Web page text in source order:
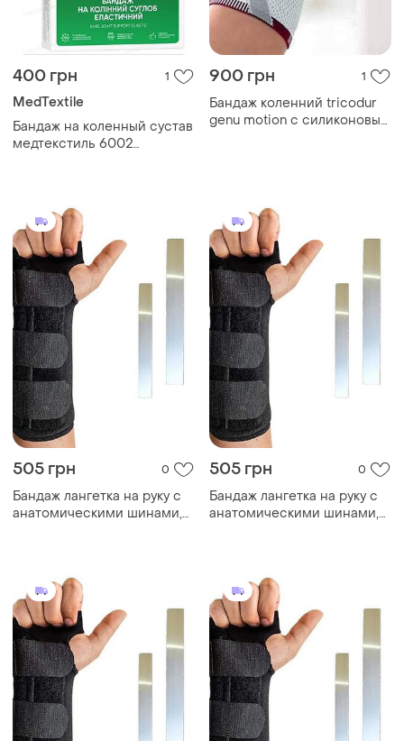
400 грн 1
MedTextile
Бандаж на коленный сустав
медтекстиль 6002
900 грн 1
Бандаж коленний tricodur
genu motion с силиконовым
505 грн 0
Бандаж лангетка на руку с
анатомическими шинами,
505 грн 0
Бандаж лангетка на руку с
анатомическими шинами,